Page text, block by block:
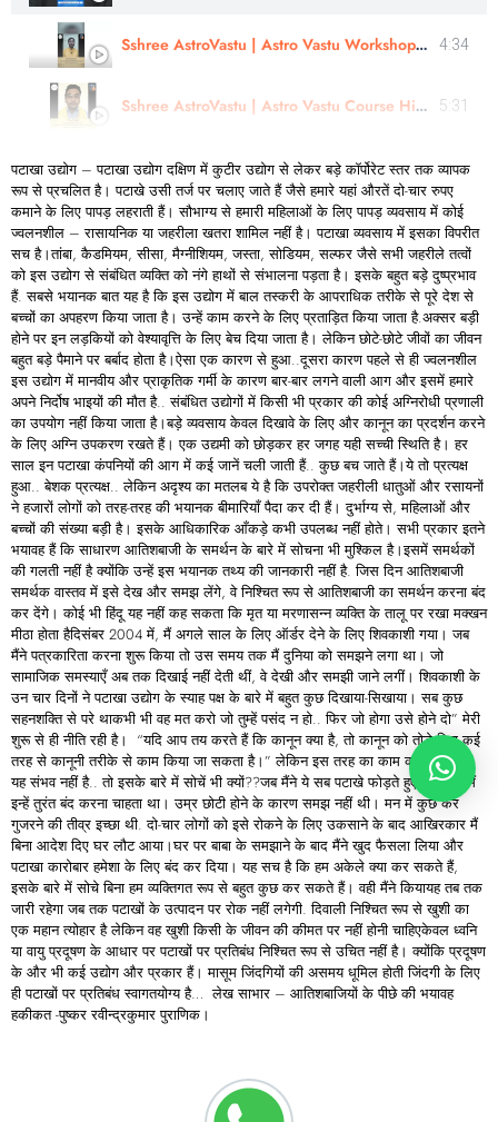
Sshree AstroVastu | Astro Vastu Workshop | Review | Healer Shivsharn ji 4:34
Sshree AstroVastu | Astro Vastu Course Hindi | Astro Vastu Workshop | Review | Mr. Aniket 5:31
पटाखा उद्योग – पटाखा उद्योग दक्षिण में कुटीर उद्योग से लेकर बड़े कॉर्पोरेट स्तर तक व्यापक
रूप से प्रचलित है। पटाखे उसी तर्ज पर चलाए जाते हैं जैसे हमारे यहां औरतें दो-चार रुपए
कमाने के लिए पापड़ लहराती हैं। सौभाग्य से हमारी महिलाओं के लिए पापड़ व्यवसाय में कोई
ज्वलनशील – रासायनिक या जहरीला खतरा शामिल नहीं है। पटाखा व्यवसाय में इसका विपरीत
सच है।तांबा, कैडमियम, सीसा, मैग्नीशियम, जस्ता, सोडियम, सल्फर जैसे सभी जहरीले तत्वों
को इस उद्योग से संबंधित व्यक्ति को नंगे हाथों से संभालना पड़ता है। इसके बहुत बड़े दुष्प्रभाव
हैं. सबसे भयानक बात यह है कि इस उद्योग में बाल तस्करी के आपराधिक तरीके से पूरे देश से
बच्चों का अपहरण किया जाता है। उन्हें काम करने के लिए प्रताड़ित किया जाता है.अक्सर बड़ी
होने पर इन लड़कियों को वेश्यावृत्ति के लिए बेच दिया जाता है। लेकिन छोटे-छोटे जीवों का जीवन
बहुत बड़े पैमाने पर बर्बाद होता है।ऐसा एक कारण से हुआ..दूसरा कारण पहले से ही ज्वलनशील
इस उद्योग में मानवीय और प्राकृतिक गर्मी के कारण बार-बार लगने वाली आग और इसमें हमारे
अपने निर्दोष भाइयों की मौत है.. संबंधित उद्योगों में किसी भी प्रकार की कोई अग्निरोधी प्रणाली
का उपयोग नहीं किया जाता है।बड़े व्यवसाय केवल दिखावे के लिए और कानून का प्रदर्शन करने
के लिए अग्नि उपकरण रखते हैं। एक उद्यमी को छोड़कर हर जगह यही सच्ची स्थिति है। हर
साल इन पटाखा कंपनियों की आग में कई जानें चली जाती हैं.. कुछ बच जाते हैं।ये तो प्रत्यक्ष
हुआ.. बेशक प्रत्यक्ष.. लेकिन अदृश्य का मतलब ये है कि उपरोक्त जहरीली धातुओं और रसायनों
ने हजारों लोगों को तरह-तरह की भयानक बीमारियाँ पैदा कर दी हैं। दुर्भाग्य से, महिलाओं और
बच्चों की संख्या बड़ी है। इसके आधिकारिक आँकड़े कभी उपलब्ध नहीं होते। सभी प्रकार इतने
भयावह हैं कि साधारण आतिशबाजी के समर्थन के बारे में सोचना भी मुश्किल है।इसमें समर्थकों
की गलती नहीं है क्योंकि उन्हें इस भयानक तथ्य की जानकारी नहीं है. जिस दिन आतिशबाजी
समर्थक वास्तव में इसे देख और समझ लेंगे, वे निश्चित रूप से आतिशबाजी का समर्थन करना बंद
कर देंगे। कोई भी हिंदू यह नहीं कह सकता कि मृत या मरणासन्न व्यक्ति के तालू पर रखा मक्खन
मीठा होता हैदिसंबर 2004 में, मैं अगले साल के लिए ऑर्डर देने के लिए शिवकाशी गया। जब
मैंने पत्रकारिता करना शुरू किया तो उस समय तक मैं दुनिया को समझने लगा था। जो
सामाजिक समस्याएँ अब तक दिखाई नहीं देती थीं, वे देखी और समझी जाने लगीं। शिवकाशी के
उन चार दिनों ने पटाखा उद्योग के स्याह पक्ष के बारे में बहुत कुछ दिखाया-सिखाया। सब कुछ
सहनशक्ति से परे थाकभी भी वह मत करो जो तुम्हें पसंद न हो.. फिर जो होगा उसे होने दो” मेरी
शुरू से ही नीति रही है। “यदि आप तय करते हैं कि कानून क्या है, तो कानून को तोड़े बिना कई
तरह से कानूनी तरीके से काम किया जा सकता है।” लेकिन इस तरह का काम करना नहीं है..
यह संभव नहीं है.. तो इसके बारे में सोचें भी क्यों??जब मैंने ये सब पटाखे फोड़ते हुए देखा, तो मैं
इन्हें तुरंत बंद करना चाहता था। उम्र छोटी होने के कारण समझ नहीं थी। मन में कुछ कर
गुजरने की तीव्र इच्छा थी. दो-चार लोगों को इसे रोकने के लिए उकसाने के बाद आखिरकार मैं
बिना आदेश दिए घर लौट आया।घर पर बाबा के समझाने के बाद मैंने खुद फैसला लिया और
पटाखा कारोबार हमेशा के लिए बंद कर दिया। यह सच है कि हम अकेले क्या कर सकते हैं,
इसके बारे में सोचे बिना हम व्यक्तिगत रूप से बहुत कुछ कर सकते हैं। वही मैंने कियायह तब तक
जारी रहेगा जब तक पटाखों के उत्पादन पर रोक नहीं लगेगी. दिवाली निश्चित रूप से खुशी का
एक महान त्योहार है लेकिन वह खुशी किसी के जीवन की कीमत पर नहीं होनी चाहिएकेवल ध्वनि
या वायु प्रदूषण के आधार पर पटाखों पर प्रतिबंध निश्चित रूप से उचित नहीं है। क्योंकि प्रदूषण
के और भी कई उद्योग और प्रकार हैं। मासूम जिंदगियों की असमय धूमिल होती जिंदगी के लिए
ही पटाखों पर प्रतिबंध स्वागतयोग्य है… लेख साभार – आतिशबाजियों के पीछे की भयावह
हकीकत -पुष्कर रवीन्द्रकुमार पुराणिक।